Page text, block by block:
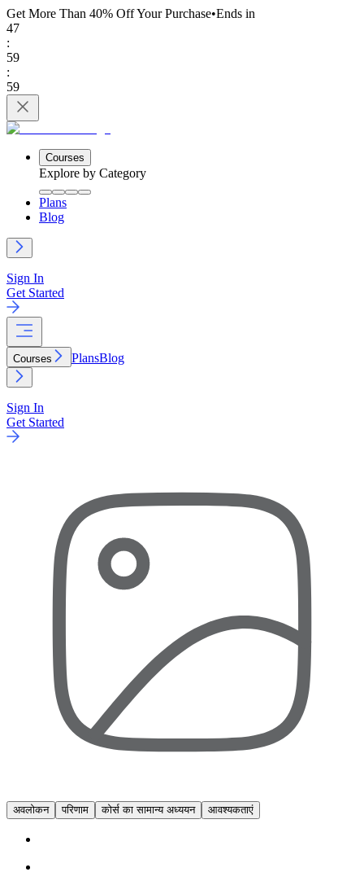
Get More Than 40% OffYour Purchase•Ends in
47
:
59
:
59
Courses
Explore by Category
Plans
Blog
Sign In
Get Started
Courses PlansBlog
Sign In
Get Started
अवलोकन परिणाम कोर्स का सामान्य अध्ययन आवश्यकताएं